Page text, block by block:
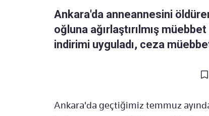
Ankara'da anneannesini
oğluna ağırlaştırılmış
indirimi uyguladı, ceza
Ankara'da geçtiğimiz temmuz